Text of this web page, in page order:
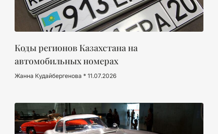
Коды регионов Казахстана на
автомобильных номерах
Жанна Кудайбергенова 11.07.2026